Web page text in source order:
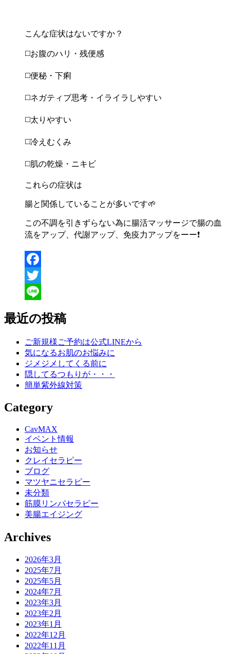
こんな症状はないですか？
◻️お腹のハリ・残便感
◻️便秘・下痢
◻️ネガティブ思考・イライラしやすい
◻️太りやすい
◻️冷えむくみ
◻️肌の乾燥・ニキビ
これらの症状は
腸と関係していることが多いです🌱
この不調を引きずらない為に腸活マッサージで腸の血
流をアップ、代謝アップ、免疫力アップをーー❗
Facebook
Twitter
最近の投稿
ご新規様ご予約は公式LINEから
気になるお肌のお悩みに
ジメジメしてくる前に
隠してるつもりが・・・
簡単紫外線対策
Category
CavMAX
イベント情報
お知らせ
クレイセラピー
ブログ
マツヤニセラピー
未分類
筋膜リンパセラピー
美腸エイジング
Archives
2026年3月
2025年7月
2025年5月
2024年7月
2023年3月
2023年2月
2023年1月
2022年12月
2022年11月